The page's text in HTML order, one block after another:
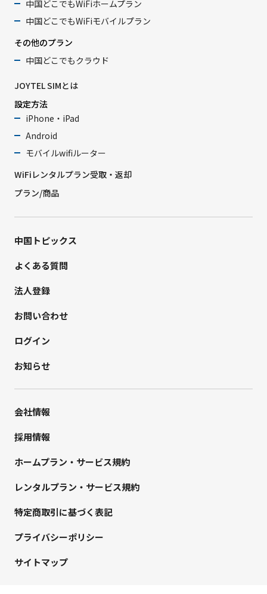
中国どこでもWiFiホームプラン
中国どこでもWiFiモバイルプラン
その他のプラン
中国どこでもクラウド
JOYTEL SIMとは
設定方法
iPhone・iPad
Android
モバイルwifiルーター
WiFiレンタルプラン受取・返却
プラン/商品
中国トピックス
よくある質問
法人登録
お問い合わせ
ログイン
お知らせ
会社情報
採用情報
ホームプラン・サービス規約
レンタルプラン・サービス規約
特定商取引に基づく表記
プライバシーポリシー
サイトマップ